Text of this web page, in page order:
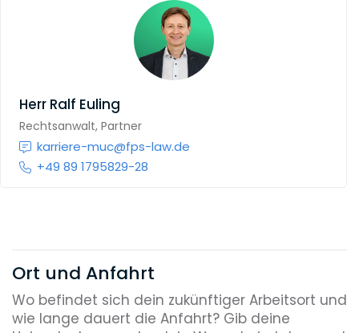
Herr Ralf Euling
Rechtsanwalt, Partner
karriere-muc@fps-law.de
+49 89 1795829-28
Ort und Anfahrt
Wo befindet sich dein zukünftiger Arbeitsort und
wie lange dauert die Anfahrt? Gib deine